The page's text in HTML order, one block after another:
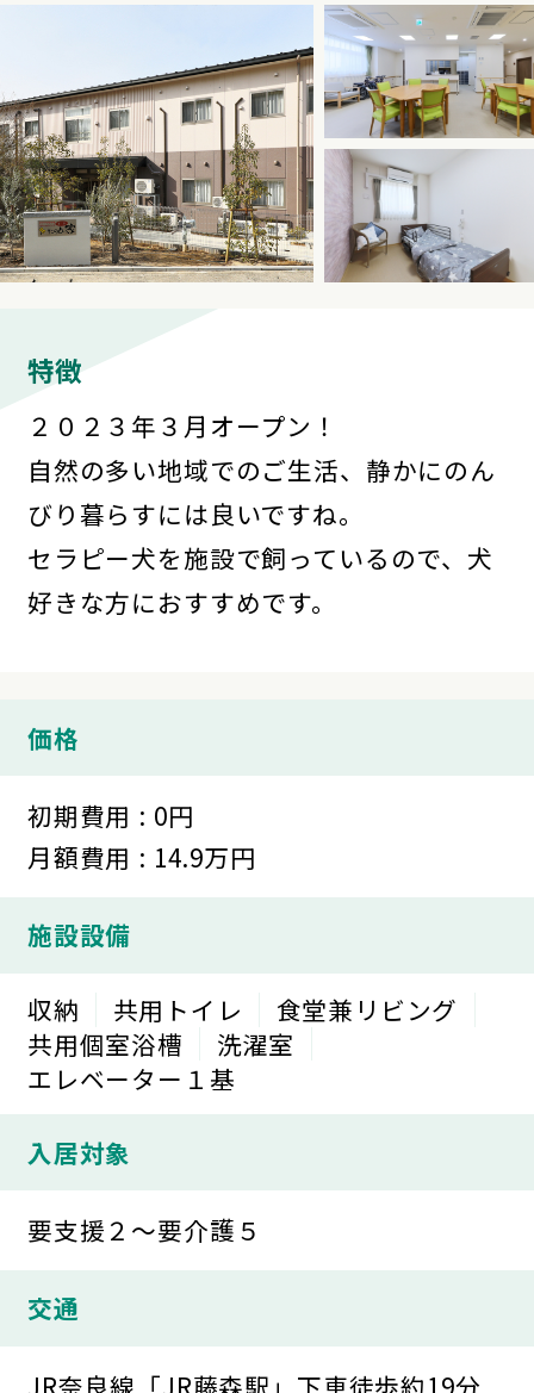
特徴
２０２３年３月オープン！
自然の多い地域でのご生活、静かにのん
びり暮らすには良いですね。
セラピー犬を施設で飼っているので、犬
好きな方におすすめです。
価格
初期費用 : 0円
月額費用 : 14.9万円
施設設備
収納 共用トイレ
食堂兼リビング
共用個室浴槽
洗濯室
エレベーター１基
入居対象
要支援２～要介護５
交通
JR奈良線「JR藤森駅」下車徒歩約19分